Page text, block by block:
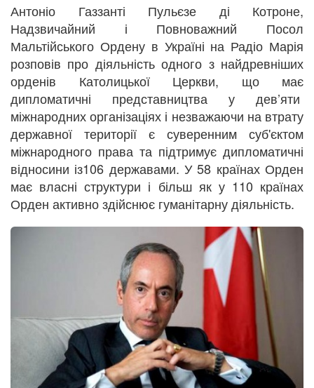
Антоніо Газзанті Пульєзе ді Котроне,
Надзвичайний і Повноважний Посол
Мальтійського Ордену в Україні на Радіо Марія
розповів про діяльність одного з найдревніших
орденів Католицької Церкви, що має
дипломатичні представництва у дев’яти
міжнародних організаціях і незважаючи на втрату
державної території є суверенним суб'єктом
міжнародного права та підтримує дипломатичні
відносини із106 державами. У 58 країнах Орден
має власні структури і більш як у 110 країнах
Орден активно здійснює гуманітарну діяльність.